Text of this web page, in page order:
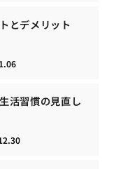
とデメリット
活習慣の見直し